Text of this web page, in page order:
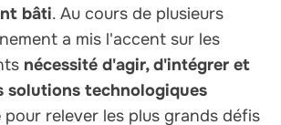
bâti. Au cours de plusieurs
a mis l'accent sur les
nécessité d'agir, d'intégrer et
solutions technologiques
pour relever les plus grands défis